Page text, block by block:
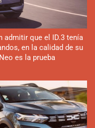
admitir que el ID.3 tenía
en la calidad de su
es la prueba